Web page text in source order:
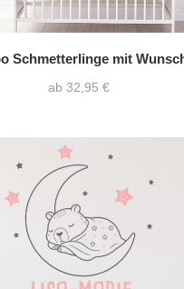
Schmetterlinge mit
ab 32,95 €